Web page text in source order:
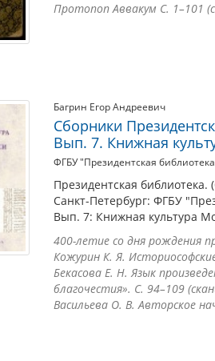
Протопоп Аввакум С. 1–101
Багрин Егор Андреевич
Сборники
Вып. 7. Книжная
ФГБУ "Президентская
Президентская
Санкт-Петербург: ФГБУ
Вып. 7: Книжная культура
400-летие со дня рождения
Кожурин К. Я.
Бекасова Е. Н. Язык
благочестия». С. 94–109
Васильева О. В. Авторское